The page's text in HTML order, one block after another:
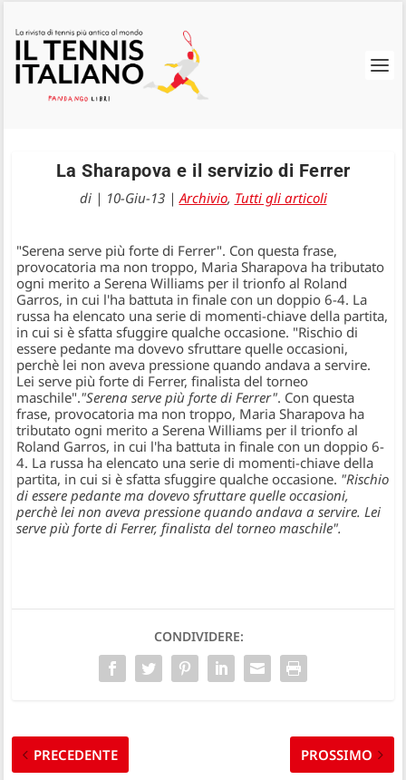
La Sharapova e il servizio di Ferrer
di | 10-Giu-13|Archivio, Tutti gli articoli
"Serena serve più forte di Ferrer". Con questa frase,
provocatoria ma non troppo, Maria Sharapova ha tributato
ogni merito a Serena Williams per il trionfo al Roland
Garros, in cui l'ha battuta in finale con un doppio 6-4. La
russa ha elencato una serie di momenti-chiave della partita,
in cui si è sfatta sfuggire qualche occasione. "Rischio di
essere pedante ma dovevo sfruttare quelle occasioni,
perchè lei non aveva pressione quando andava a servire.
Lei serve più forte di Ferrer, finalista del torneo
maschile"."Serena serve più forte di Ferrer". Con questa
frase, provocatoria ma non troppo, Maria Sharapova ha
tributato ogni merito a Serena Williams per il trionfo al
Roland Garros, in cui l'ha battuta in finale con un doppio 6-
4. La russa ha elencato una serie di momenti-chiave della
partita, in cui si è sfatta sfuggire qualche occasione. "Rischio
di essere pedante ma dovevo sfruttare quelle occasioni,
perchè lei non aveva pressione quando andava a servire. Lei
serve più forte di Ferrer, finalista del torneo maschile".
CONDIVIDERE:
PRECEDENTE PROSSIMO